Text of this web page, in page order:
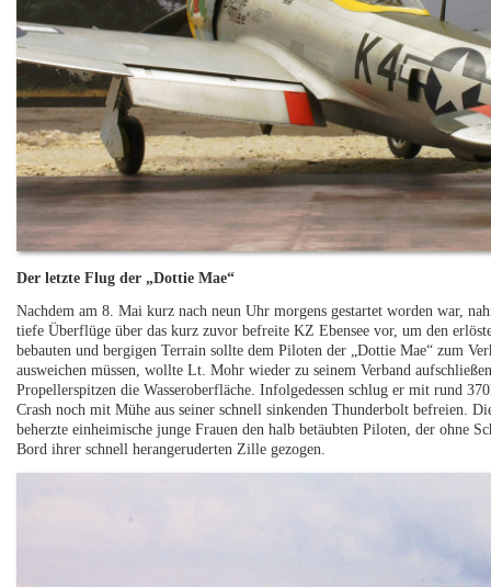
Der letzte Flug der „Dottie Mae“
Nachdem am 8. Mai kurz nach neun Uhr morgens gestartet worden war,
tiefe Überflüge über das kurz zuvor befreite KZ Ebensee vor, um den
bebauten und bergigen Terrain sollte dem Piloten der „Dottie Mae“ zum
ausweichen müssen, wollte Lt. Mohr wieder zu seinem Verband
Propellerspitzen die Wasseroberfläche. Infolgedessen schlug er mit rund
Crash noch mit Mühe aus seiner schnell sinkenden Thunderbolt befreien.
beherzte einheimische junge Frauen den halb betäubten Piloten, der ohne
Bord ihrer schnell herangeruderten Zille gezogen.